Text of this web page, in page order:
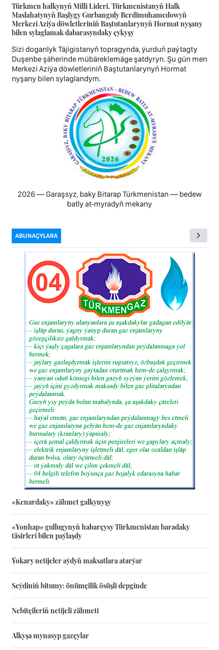
Türkmen halkynyň Milli Lideri, Türkmenistanyň Halk
Maslahatynyň Başlygy Gurbanguly Berdimuhamedowyň
Merkezi Aziýa döwletleriniň Baştutanlarynyň Hormat nyşany
bilen sylaglamak dabarasyndaky çykyşy
Sizi doganlyk Täjigistanyň topragynda, ýurduň paýtagty
Duşenbe şäherinde mübäreklemäge şatdyryn. Şu gün men
Merkezi Aziýa döwletleriniň Baştutanlarynyň Hormat
nyşany bilen sylaglandym.
2026 — Garaşsyz, baky Bitarap Türkmenistan — bedew
batly at-myradyň mekany
ABUNAÇYLARA
«Kenardaky» zähmet galkynyşy
«Yonhap» gullugynyň habarçysy Türkmenistan baradaky
täsirleri bilen paýlaşdy
Ýokary netijeler aýdyň maksatlara atarýar
Seýdiniň bitumy: önümçilik ösüşli depginde
Nebitçileriň netijeli zähmeti
Alkyşa mynasyp gazçylar